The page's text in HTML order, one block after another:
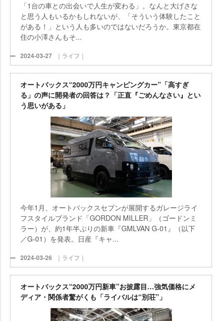
「1台の車との出会いで人生が変わる」。なんと大げさな
と思う人もいるかもしれないが、「そういう体験したこと
がある！」という人も多いのではないだろうか。東京都在
住の小澤さんもそ...
2024-03-27 ｜ライフ｜
オートバックス“2000万円キャンピングカー”「高すぎ
る」の声に開発者の回答は？「正直『ごめんなさい』とい
う思いがある」
今年1月、オートバックスセブンが展開するガレージライ
フスタイルブランド「GORDON MILLER」（ゴードンミ
ラー）が、約1年半ぶりの新車『GMLVAN G-01』（以下
／G-01）を発表。日産『キャ...
2024-03-26 ｜ライフ｜
オートバックス“2000万円新車”お披露目…強気価格にメ
ディア・関係者驚がくも「ライバルは“別荘”」